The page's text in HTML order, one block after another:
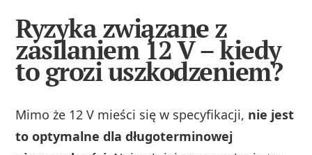
Ryzyka związane z
zasilaniem 12 V – kiedy
to grozi uszkodzeniem?
Mimo że 12 V mieści się w specyfikacji, nie jest
to optymalne dla długoterminowej